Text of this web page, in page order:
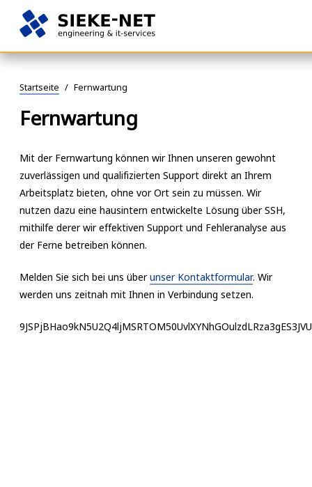
Springe
Inhalt
SIEKE-
engineering
it-
Startseite / Fernwartung
Fernwartung
Mit der Fernwartung können wir Ihnen unseren gewohnt
zuverlässigen und qualifizierten Support direkt an Ihrem
Arbeitsplatz bieten, ohne vor Ort sein zu müssen. Wir
nutzen dazu eine hausintern entwickelte Lösung über SSH,
mithilfe derer wir effektiven Support und Fehleranalyse aus
der Ferne betreiben können.
Melden Sie sich bei uns überunser Kontaktformular. Wir
werden uns zeitnah mit Ihnen in Verbindung setzen.